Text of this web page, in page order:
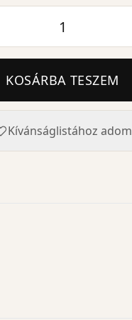
KOSÁRBA TESZEM
Kívánságlistához adom